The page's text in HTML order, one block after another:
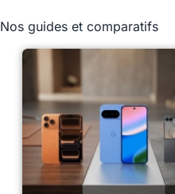
Nos guides et comparatifs